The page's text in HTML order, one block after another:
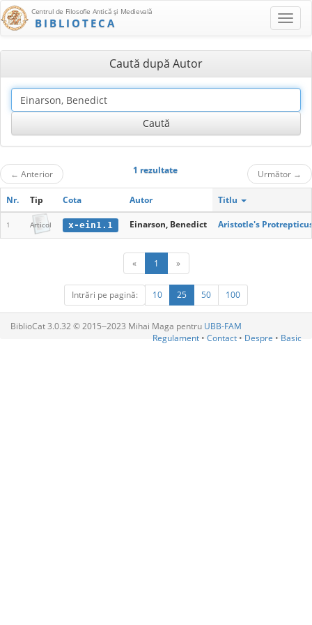
Centrul de Filosofie Antică şi Medievală
BIBLIOTECA
Caută după Autor
← Anterior 1 rezultate Următor →
Nr. Tip Cota Autor Titlu
1 Articol x-ein1.1 Einarson, Benedict Aristotle's
« 1 »
Intrări pe pagină: 10 25 50 100
BiblioCat 3.0.32 © 2015‒2023 Mihai Maga pentru UBB-FAM
Regulament • Contact • Despre • Basic